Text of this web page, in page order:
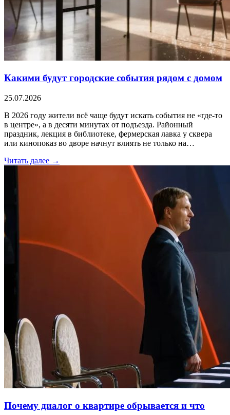
Какими будут городские события рядом с домом
25.07.2026
В 2026 году жители всё чаще будут искать события не «где-то
в центре», а в десяти минутах от подъезда. Районный
праздник, лекция в библиотеке, фермерская лавка у сквера
или кинопоказ во дворе начнут влиять не только на…
Читать далее →
Почему диалог о квартире обрывается и что